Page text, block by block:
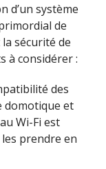
d’un système
de
sécurité de
à considérer :
des
domotique et
Wi-Fi est
prendre en